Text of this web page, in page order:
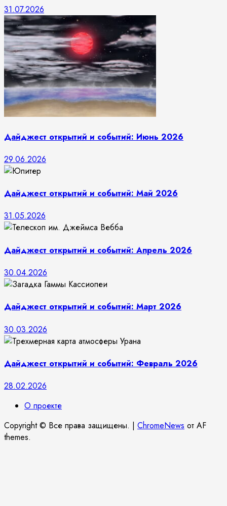
31.07.2026
Дайджест открытий и событий: Июнь 2026
29.06.2026
Дайджест открытий и событий: Май 2026
31.05.2026
Дайджест открытий и событий: Апрель 2026
30.04.2026
Дайджест открытий и событий: Март 2026
30.03.2026
Дайджест открытий и событий: Февраль 2026
28.02.2026
О проекте
Copyright © Все права защищены. | ChromeNews от AF
themes.